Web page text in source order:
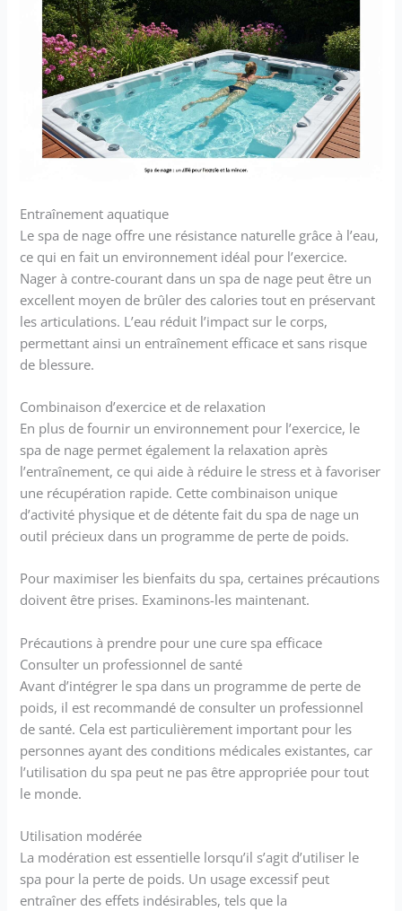
Entraînement aquatique
Le spa de nage offre une résistance naturelle grâce à l’eau,
ce qui en fait un environnement idéal pour l’exercice.
Nager à contre-courant dans un spa de nage peut être un
excellent moyen de brûler des calories tout en préservant
les articulations. L’eau réduit l’impact sur le corps,
permettant ainsi un entraînement efficace et sans risque
de blessure.
Combinaison d’exercice et de relaxation
En plus de fournir un environnement pour l’exercice, le
spa de nage permet également la relaxation après
l’entraînement, ce qui aide à réduire le stress et à favoriser
une récupération rapide. Cette combinaison unique
d’activité physique et de détente fait du spa de nage un
outil précieux dans un programme de perte de poids.
Pour maximiser les bienfaits du spa, certaines précautions
doivent être prises. Examinons-les maintenant.
Précautions à prendre pour une cure spa efficace
Consulter un professionnel de santé
Avant d’intégrer le spa dans un programme de perte de
poids, il est recommandé de consulter un professionnel
de santé. Cela est particulièrement important pour les
personnes ayant des conditions médicales existantes, car
l’utilisation du spa peut ne pas être appropriée pour tout
le monde.
Utilisation modérée
La modération est essentielle lorsqu’il s’agit d’utiliser le
spa pour la perte de poids. Un usage excessif peut
entraîner des effets indésirables, tels que la